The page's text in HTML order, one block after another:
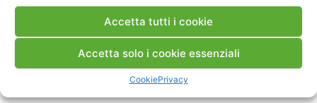
Accetta tutti i cookie
Accetta solo i cookie essenziali
CookiePrivacy
Contatti
Note Legali